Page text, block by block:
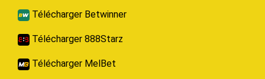
Télécharger Betwinner
Télécharger 888Starz
Télécharger MelBet